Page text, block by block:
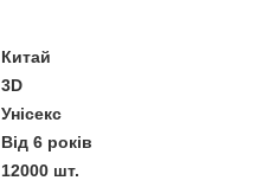
Китай
3D
Унісекс
Від 6 років
12000 шт.